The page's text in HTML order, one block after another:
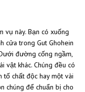
vụ này. Bạn có xuống
cửa trong Gut Ghohein
đường cống ngầm,
vật khác. Chúng đều có
tố chất độc hay một vài
chúng để chuẩn bị cho